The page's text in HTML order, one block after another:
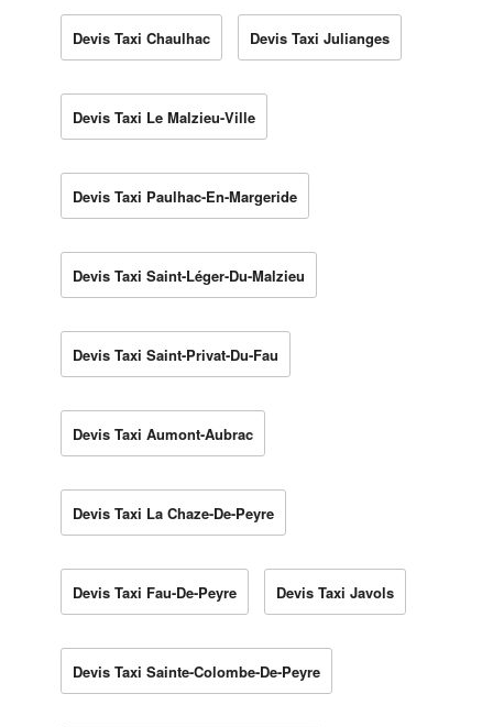
Devis Taxi Chaulhac Devis Taxi Julianges
Devis Taxi Le Malzieu-Ville
Devis Taxi Paulhac-En-Margeride
Devis Taxi Saint-Léger-Du-Malzieu
Devis Taxi Saint-Privat-Du-Fau
Devis Taxi Aumont-Aubrac
Devis Taxi La Chaze-De-Peyre
Devis Taxi Fau-De-Peyre Devis Taxi Javols
Devis Taxi Sainte-Colombe-De-Peyre